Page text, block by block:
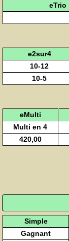
eTrio
e2sur4
10-12
10-5
eMulti
Multi en 4
420,00
Simple
Gagnant